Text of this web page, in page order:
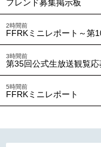
フレンド募集掲示板
2時間前
FFRKミニレポート～第
3時間前
第35回公式生放送観覧応
5時間前
FFRKミニレポート